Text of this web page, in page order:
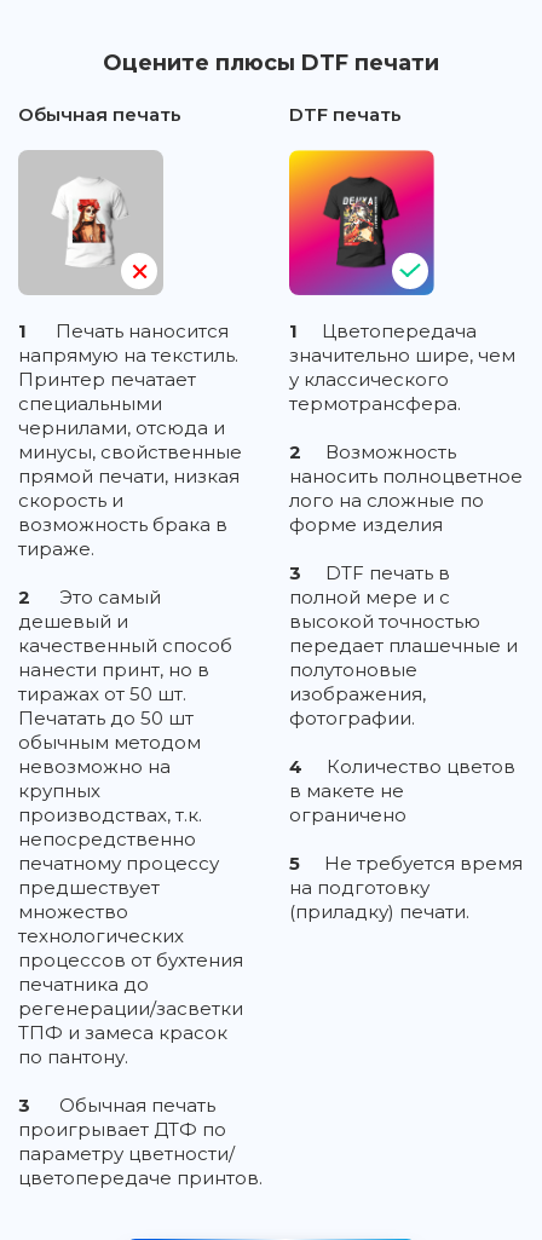
Оцените плюсы DTF печати
Обычная печать
1
Печать наносится
напрямую на текстиль.
Принтер печатает
специальными
чернилами, отсюда и
минусы, свойственные
прямой печати, низкая
скорость и
возможность брака в
тираже.
2
Это самый
дешевый и
качественный способ
нанести принт, но в
тиражах от 50 шт.
Печатать до 50 шт
обычным методом
невозможно на
крупных
производствах, т.к.
непосредственно
печатному процессу
предшествует
множество
технологических
процессов от бухтения
печатника до
регенерации/засветки
ТПФ и замеса красок
по пантону.
3
Обычная печать
проигрывает ДТФ по
параметру цветности/
цветопередаче принтов.
DTF печать
1
Цветопередача
значительно шире, чем
у классического
термотрансфера.
2
Возможность
наносить полноцветное
лого на сложные по
форме изделия
3
DTF печать в
полной мере и с
высокой точностью
передает плашечные и
полутоновые
изображения,
фотографии.
4
Количество цветов
в макете не
ограничено
5
Не требуется время
на подготовку
(приладку) печати.